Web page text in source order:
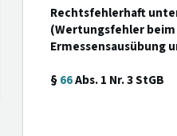
Rechtsfehlerhaft
(Wertungsfehler
Ermessensausübung
§66Abs. 1 Nr. 3 StGB